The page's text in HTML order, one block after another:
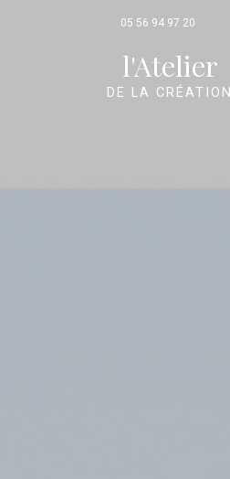
05 56 94 97 20
l'Atelier
DE LA CRÉATION